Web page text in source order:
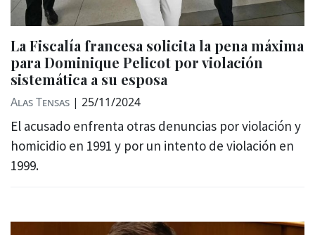
La Fiscalía francesa solicita la pena máxima
para Dominique Pelicot por violación
sistemática a su esposa
Alas Tensas | 25/11/2024
El acusado enfrenta otras denuncias por violación y
homicidio en 1991 y por un intento de violación en
1999.